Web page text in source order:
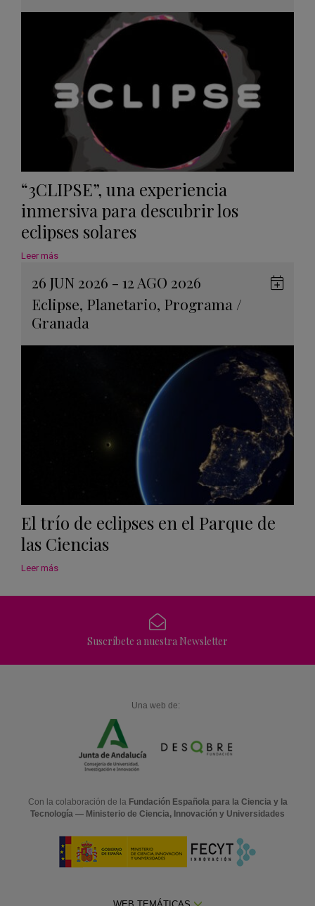
“3CLIPSE”, una experiencia
inmersiva para descubrir los
eclipses solares
Leer más
26 JUN 2026 - 12 AGO 2026
Eclipse, Planetario, Programa /
Granada
El trío de eclipses en el Parque de
las Ciencias
Leer más
Suscríbete a nuestra Newsletter
Una web de:
Con la colaboración de la Fundación Española para la Ciencia y la
Tecnología — Ministerio de Ciencia, Innovación y Universidades